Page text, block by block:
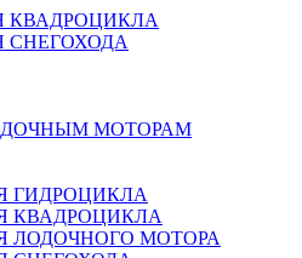
КВАДРОЦИКЛА
СНЕГОХОДА
МОТОРАМ
ГИДРОЦИКЛА
КВАДРОЦИКЛА
ЛОДОЧНОГО МОТОРА